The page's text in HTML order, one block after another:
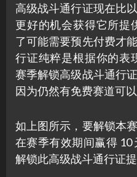
高级战斗通行证现在比
更好的机会获得它所提
了可能需要预先付费才
行证纯粹是根据你的表
赛季解锁高级战斗通行
因为仍然有免费赛道可以
如上图所示，要解锁本
在赛季有效期间赢得 10
解锁此高级战斗通行证提